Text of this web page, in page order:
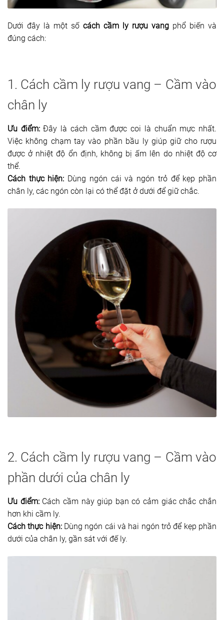
Dưới đây là một số cách cầm ly rượu vang phổ biến và
đúng cách:
1. Cách cầm ly rượu vang – Cầm vào
chân ly
Ưu điểm:Đây là cách cầm được coi là chuẩn mực nhất.
Việc không chạm tay vào phần bầu ly giúp giữ cho rượu
được ở nhiệt độ ổn định, không bị ấm lên do nhiệt độ cơ
thể.
Cách thực hiện: Dùng ngón cái và ngón trỏ để kẹp phần
chân ly, các ngón còn lại có thể đặt ở dưới để giữ chắc.
2. Cách cầm ly rượu vang – Cầm vào
phần dưới của chân ly
Ưu điểm:Cách cầm này giúp bạn có cảm giác chắc chắn
hơn khi cầm ly.
Cách thực hiện:Dùng ngón cái và hai ngón trỏ để kẹp phần
dưới của chân ly, gần sát với đế ly.